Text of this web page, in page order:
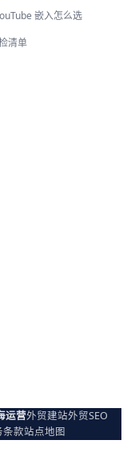
嵌入怎么选
清单
运营外贸建站外贸SEO
条款站点地图